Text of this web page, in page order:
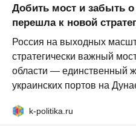
Добить мост и забыть о
перешла к новой
Россия на выходных
стратегически важный
области — единственный
украинских портов на
k-politika.ru